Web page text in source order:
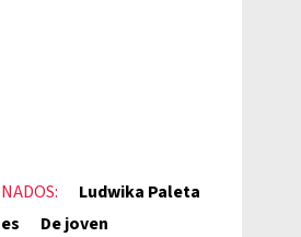
Ludwika Paleta
De joven